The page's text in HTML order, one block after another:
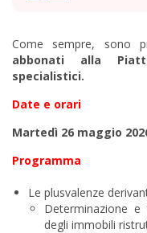
Come sempre, sono
abbonati alla
specialistici.
Date e orari
Martedì 26 maggio
Programma
Le plusvalenze
Determinazione
degli immobili